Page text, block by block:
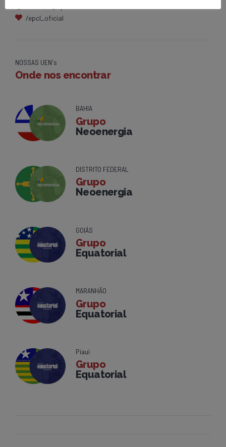
/epcl_oficial
NOSSAS UEN's
Onde nos encontrar
BAHIA
Grupo
Neoenergia
DISTRITO FEDERAL
Grupo
Neoenergia
GOIÁS
Grupo
Equatorial
MARANHÃO
Grupo
Equatorial
Piauí
Grupo
Equatorial